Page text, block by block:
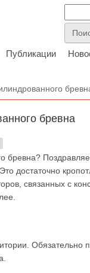
Публикации
бревна
бревна?
достаточно
связанных с
Обязательно